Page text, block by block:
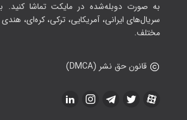
به صورت دوبله‌شده در مایکت تماشا کنید.
سریال‌های ایرانی، آمریکایی، ترکی، کره‌ای،
مختلف.
قانون حق نشر (DMCA)